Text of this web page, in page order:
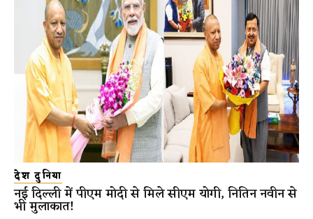
देश दुनिया
नई दिल्ली में पीएम मोदी से मिले सीएम योगी, नितिन नवीन से
भी मुलाकात!